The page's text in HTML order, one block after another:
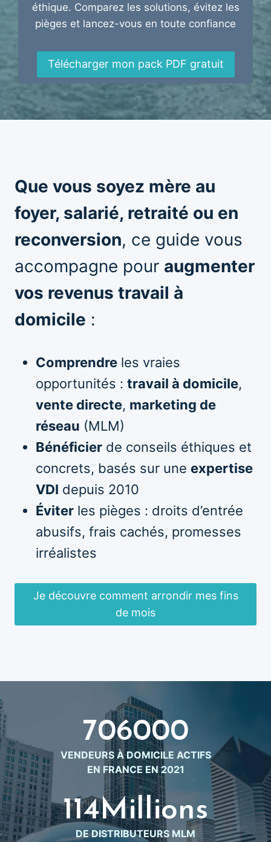
éthique. Comparez les solutions, évitez les
pièges et lancez-vous en toute confiance
Télécharger mon pack PDF gratuit
Que vous soyez mère au
foyer, salarié, retraité ou en
reconversion, ce guide vous
accompagne pour augmenter
vos revenus travail à
domicile :
Comprendre les vraies
opportunités :travail à domicile,
vente directe, marketing de
réseau (MLM)
Bénéficier de conseils éthiques et
concrets, basés sur une expertise
VDI depuis 2010
Éviter les pièges : droits d’entrée
abusifs, frais cachés, promesses
irréalistes
Je découvre comment arrondir mes fins
de mois
6
0
0
0
706000
VENDEURS À DOMICILE ACTIFS
EN FRANCE EN 2021
5
115Millions
DE DISTRIBUTEURS MLM